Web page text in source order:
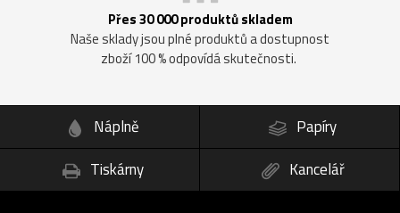
Přes 30 000 produktů skladem
Naše sklady jsou plné produktů a dostupnost
zboží 100 % odpovídá skutečnosti.
Náplně
Papíry
Tiskárny
Kancelář